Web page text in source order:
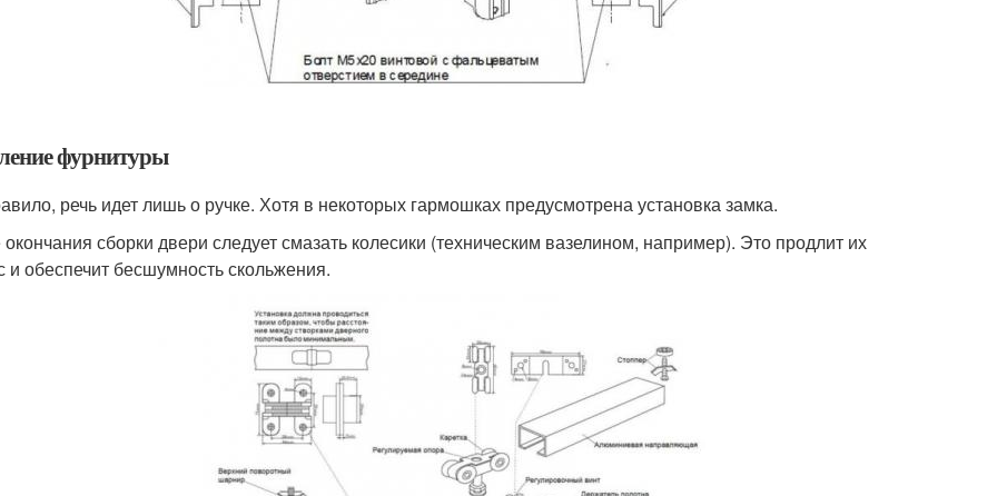
фурнитуры
речь идет лишь о ручке. Хотя в некоторых гармошках предусмотрена установка замка.
сборки двери следует смазать колесики (техническим вазелином, например). Это продлит их
и обеспечит бесшумность скольжения.